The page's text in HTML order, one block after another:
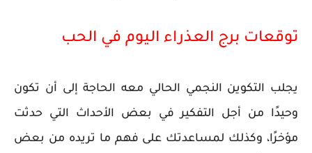
توقعات برج العذراء اليوم في الحب
يجلب التكوين النجمي الحالي معه الحاجة إلى أن تكون
وحيدًا من أجل التفكير في بعض الأحداث التي حدثت
مؤخرًا، وكذلك لمساعدتك على فهم ما تريده من بعض